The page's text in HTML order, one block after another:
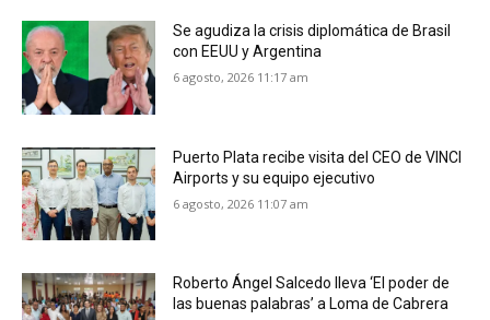
Se agudiza la crisis diplomática de Brasil
con EEUU y Argentina
6 agosto, 2026 11:17 am
Puerto Plata recibe visita del CEO de VINCI
Airports y su equipo ejecutivo
6 agosto, 2026 11:07 am
Roberto Ángel Salcedo lleva ‘El poder de
las buenas palabras’ a Loma de Cabrera